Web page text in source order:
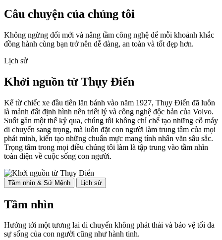
Câu chuyện của chúng tôi
Không ngừng đổi mới và nâng tầm công nghệ để mỗi khoảnh khắc
đồng hành cùng bạn trở nên dễ dàng, an toàn và tốt đẹp hơn.
Lịch sử
Khởi nguồn từ Thụy Điển
Kể từ chiếc xe đầu tiên lăn bánh vào năm 1927, Thụy Điển đã luôn
là mảnh đất định hình nên triết lý và công nghệ độc bản của Volvo.
Suốt gần một thế kỷ qua, chúng tôi không chỉ chế tạo những cỗ máy
di chuyển sang trọng, mà luôn đặt con người làm trung tâm của mọi
phát minh, kiến tạo những chuẩn mực mang tính nhân văn sâu sắc.
Trọng tâm trong mọi điều chúng tôi làm là tập trung vào tầm nhìn
toàn diện về cuộc sống con người.
Tầm nhìn & Sứ Mệnh Lịch sử
Tầm nhìn
Hướng tới một tương lai di chuyển không phát thải và bảo vệ tối đa
sự sống của con người cũng như hành tinh.